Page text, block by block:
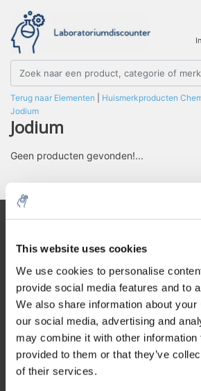
This website uses cookies
We use cookies to personalise
provide social media features and to
We also share information about
our social media, advertising and
may combine it with other information
provided to them or that they’ve
of their services.
Terug naar Elementen Huismerkproducten
Jodium
Jodium
Geen producten gevonden!...
Contactgegevens
Openingstijden
order
Sign up for our
informed about our new
receive a 10% discount
purchase for all chemical
our own brand 😀